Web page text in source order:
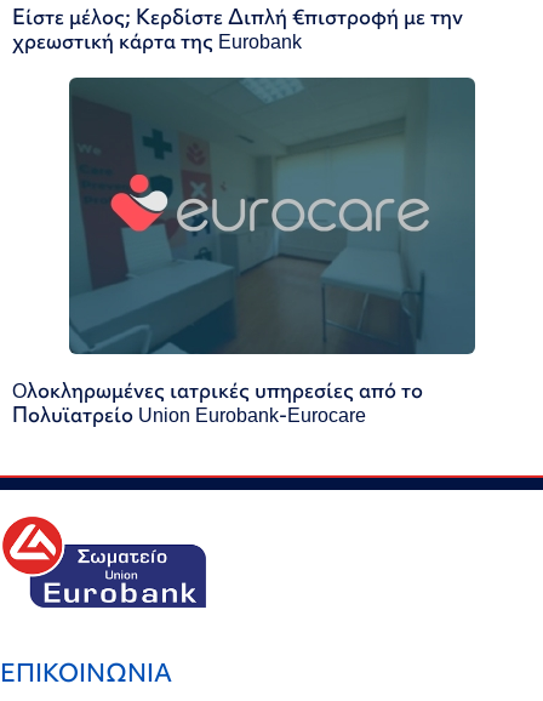
Είστε μέλος; Κερδίστε Διπλή €πιστροφή με την
χρεωστική κάρτα της Eurobank
Oλοκληρωμένες ιατρικές υπηρεσίες από το
Πολυϊατρείο Union Eurobank-Eurocare
ΕΠΙΚΟΙΝΩΝΙΑ